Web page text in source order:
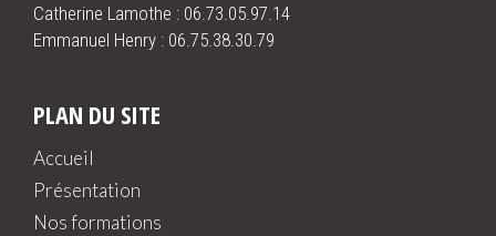
Catherine Lamothe : 06.73.05.97.14
Emmanuel Henry : 06.75.38.30.79
PLAN DU SITE
Accueil
Présentation
Nos formations